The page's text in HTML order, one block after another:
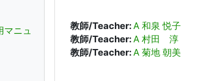
教師/Teacher:A 和泉 悦子
教師/Teacher:A 村田 淳
教師/Teacher:A 菊地 朝美
マニュ